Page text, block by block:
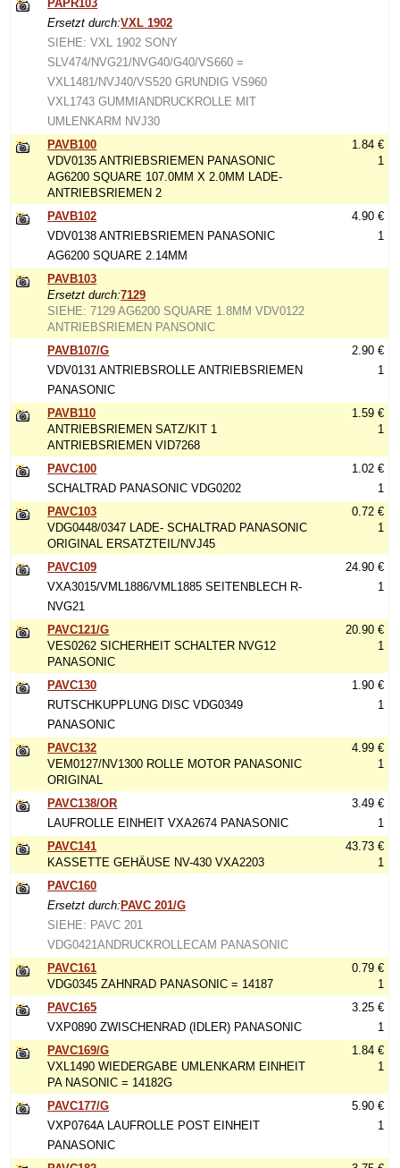
PAPR103
Ersetzt durch:VXL 1902
SIEHE: VXL 1902 SONY
SLV474/NVG21/NVG40/G40/VS660 =
VXL1481/NVJ40/VS520 GRUNDIG VS960
VXL1743 GUMMIANDRUCKROLLE MIT
UMLENKARM NVJ30
PAVB100
VDV0135 ANTRIEBSRIEMEN PANASONIC
AG6200 SQUARE 107.0MM X 2.0MM LADE-
ANTRIEBSRIEMEN 2
1.84 €
1
PAVB102
VDV0138 ANTRIEBSRIEMEN PANASONIC
AG6200 SQUARE 2.14MM
4.90 €
1
PAVB103
Ersetzt durch:7129
SIEHE: 7129 AG6200 SQUARE 1.8MM VDV0122
ANTRIEBSRIEMEN PANSONIC
PAVB107/G
VDV0131 ANTRIEBSROLLE ANTRIEBSRIEMEN
PANASONIC
2.90 €
1
PAVB110
ANTRIEBSRIEMEN SATZ/KIT 1
ANTRIEBSRIEMEN VID7268
1.59 €
1
PAVC100
SCHALTRAD PANASONIC VDG0202
1.02 €
1
PAVC103
VDG0448/0347 LADE- SCHALTRAD PANASONIC
ORIGINAL ERSATZTEIL/NVJ45
0.72 €
1
PAVC109
VXA3015/VML1886/VML1885 SEITENBLECH R-
NVG21
24.90 €
1
PAVC121/G
VES0262 SICHERHEIT SCHALTER NVG12
PANASONIC
20.90 €
1
PAVC130
RUTSCHKUPPLUNG DISC VDG0349
PANASONIC
1.90 €
1
PAVC132
VEM0127/NV1300 ROLLE MOTOR PANASONIC
ORIGINAL
4.99 €
1
PAVC138/OR
LAUFROLLE EINHEIT VXA2674 PANASONIC
3.49 €
1
PAVC141
KASSETTE GEHÄUSE NV-430 VXA2203
43.73 €
1
PAVC160
Ersetzt durch: PAVC 201/G
SIEHE: PAVC 201
VDG0421ANDRUCKROLLECAM PANASONIC
PAVC161
VDG0345 ZAHNRAD PANASONIC = 14187
0.79 €
1
PAVC165
VXP0890 ZWISCHENRAD (IDLER) PANASONIC
3.25 €
1
PAVC169/G
VXL1490 WIEDERGABE UMLENKARM EINHEIT
PA NASONIC = 14182G
1.84 €
1
PAVC177/G
VXP0764A LAUFROLLE POST EINHEIT
PANASONIC
5.90 €
1